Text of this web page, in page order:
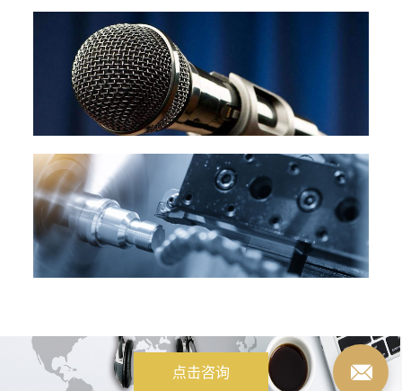
体排出。2. 树脂中干燥不充分，含有水分，在注射温度下，蒸发
而成为水蒸气。3. 注射...
点击咨询